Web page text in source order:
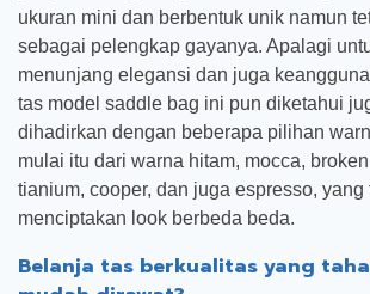
ukuran mini dan berbentuk unik namun
sebagai pelengkap gayanya. Apalagi
menunjang elegansi dan juga
tas model saddle bag ini pun diketahui
dihadirkan dengan beberapa pilihan
mulai itu dari warna hitam, mocca,
tianium, cooper, dan juga espresso, yang
menciptakan look berbeda beda.
Belanja tas berkualitas yang